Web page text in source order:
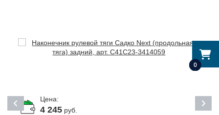
0
Цена:
4 245руб.